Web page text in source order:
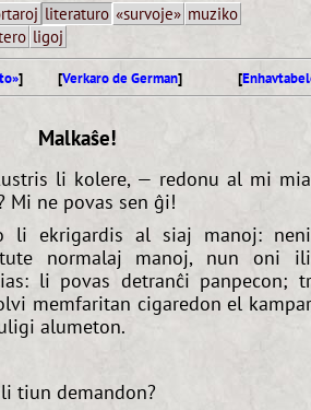
literaturo «survoje» muziko
ligoj
] [Verkaro de German] [
Malkaŝe!
li kolere, — redonu al mi
Mi ne povas sen ĝi!
li ekrigardis al siaj manoj:
tute normalaj manoj, nun oni
li povas detranĉi panpecon;
memfaritan cigaredon el
alumeton.
tiun demandon?